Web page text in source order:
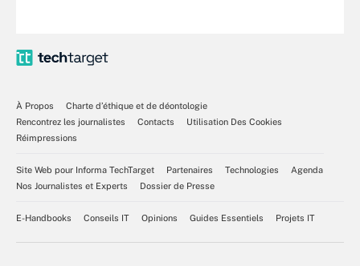
À Propos
Charte d’éthique et de déontologie
Rencontrez les journalistes
Contacts
Utilisation Des Cookies
Réimpressions
Site Web pour Informa TechTarget Partenaires Technologies
Agenda
Nos Journalistes et Experts
Dossier de Presse
E-Handbooks Conseils IT Opinions Guides Essentiels Projets IT